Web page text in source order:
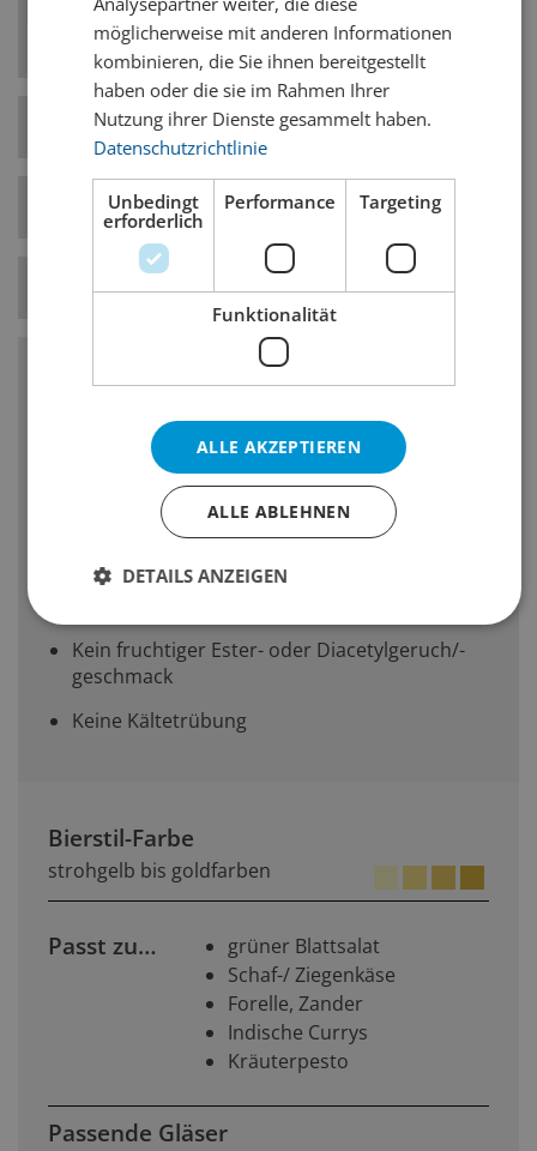
gibt dem Bier Aromen von Gras, Heu und
begleitet die trocken-herbe Ausprägung.
Hefe-Art Untergärig
Bierstil-Kategorie Helle Biere
Temperatur 7° C
Charakteristika
Hopfenbittere: hoch
Hopfengeschmack/-geruch: fein, ausgeprägt
Vergärungsgrad: hoch, Vollmundigkeit: mittel
bis schlank
Kein fruchtiger Ester- oder Diacetylgeruch/-
geschmack
Keine Kältetrübung
Bierstil-Farbe
strohgelb bis goldfarben
Passt zu…
grüner Blattsalat
Schaf-/ Ziegenkäse
Forelle, Zander
Indische Currys
Kräuterpesto
Passende Gläser
möglicherweise mit anderen Informationen
kombinieren, die Sie ihnen bereitgestellt
haben oder die sie im Rahmen Ihrer
Nutzung ihrer Dienste gesammelt haben.
Datenschutzrichtlinie
Unbedingt
erforderlich
Performance Targeting
Funktionalität
ALLE AKZEPTIEREN
ALLE ABLEHNEN
DETAILS ANZEIGEN